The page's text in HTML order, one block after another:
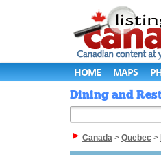
HOME MAPS
Dining and
Canada > Quebec >